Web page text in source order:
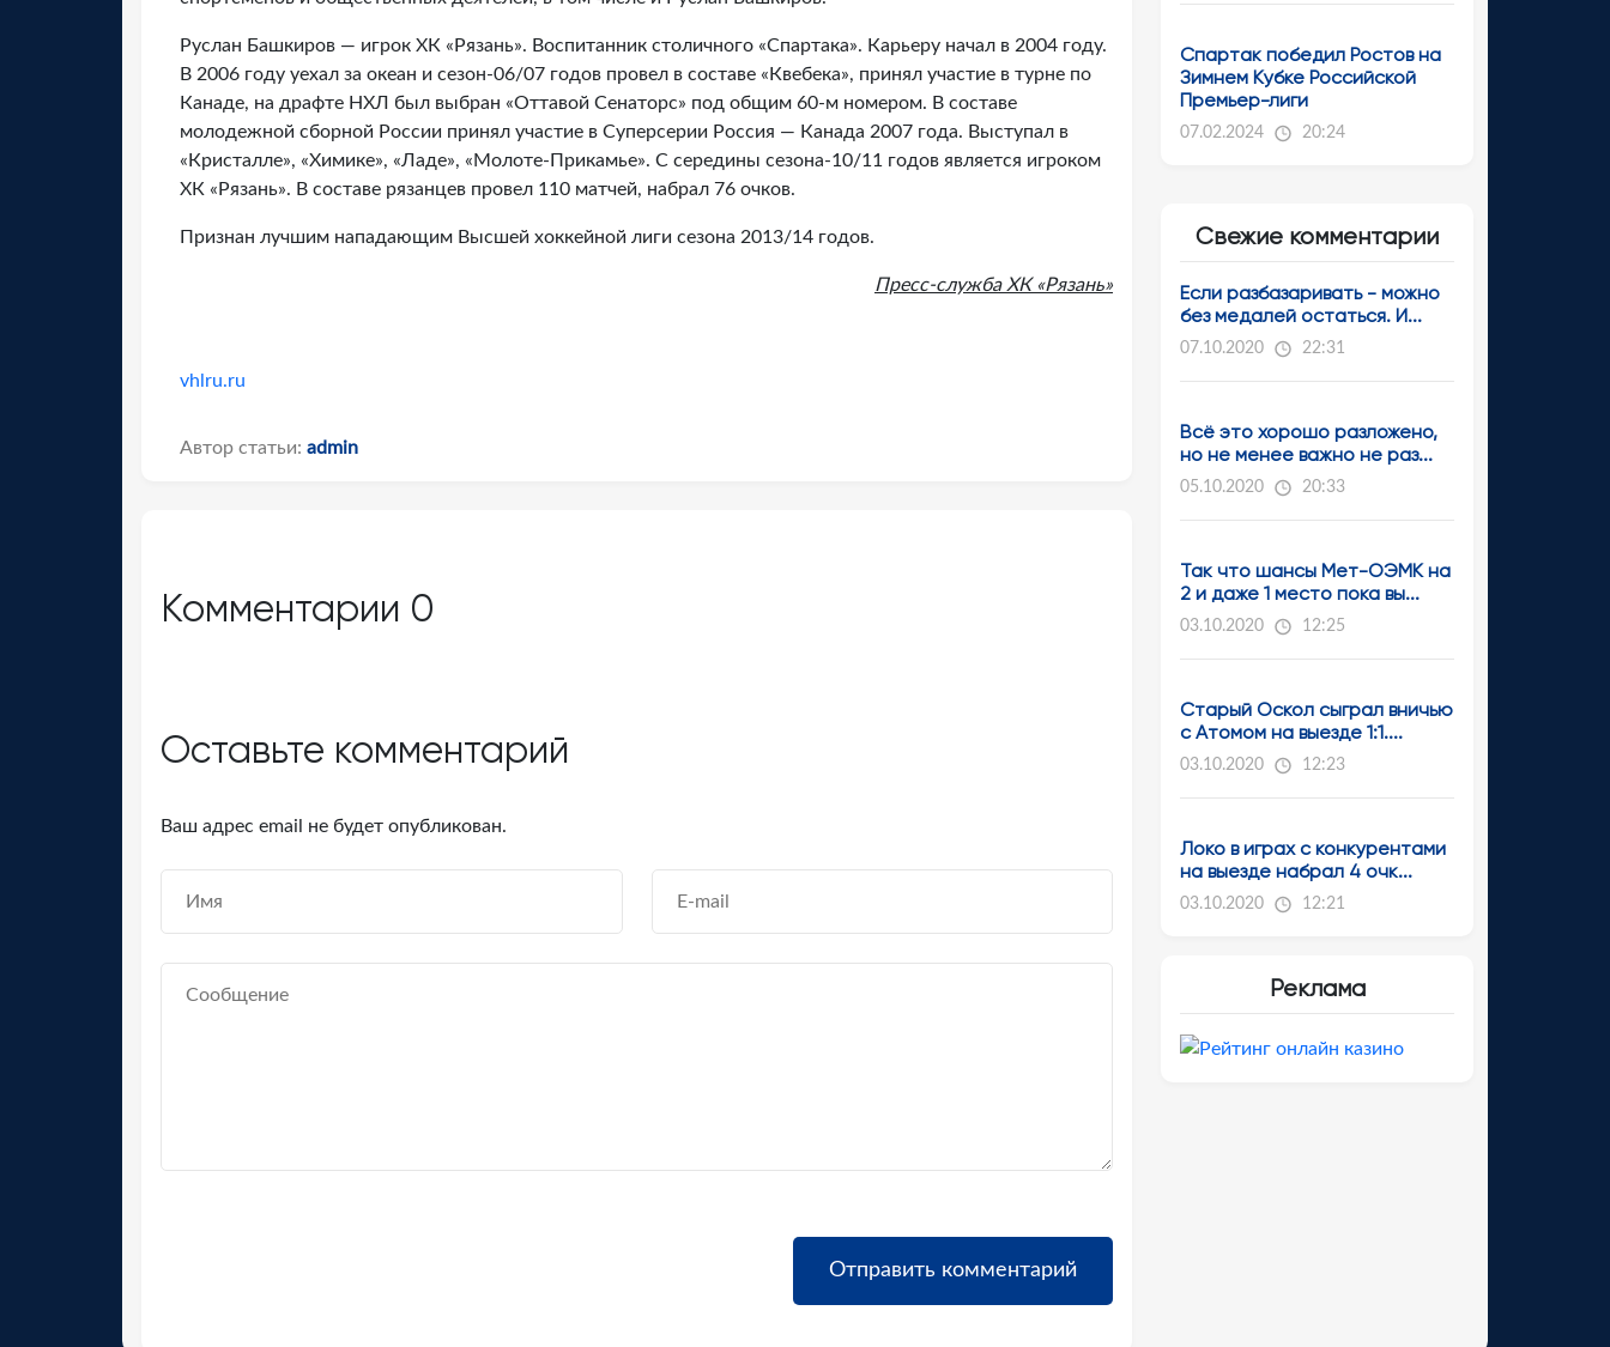
Руслан Башкиров — игрок ХК «Рязань». Воспитанник столичного «Спартака». Карьеру начал в 2004 году.
В 2006 году уехал за океан и сезон-06/07 годов провел в составе «Квебека», принял участие в турне по
Канаде, на драфте НХЛ был выбран «Оттавой Сенаторс» под общим 60-м номером. В составе
молодежной сборной России принял участие в Суперсерии Россия — Канада 2007 года. Выступал в
«Кристалле», «Химике», «Ладе», «Молоте-Прикамье». С середины сезона-10/11 годов является игроком
ХК «Рязань». В составе рязанцев провел 110 матчей, набрал 76 очков.
Признан лучшим нападающим Высшей хоккейной лиги сезона 2013/14 годов.
Пресс-служба ХК «Рязань»
vhlru.ru
Автор статьи: admin
Комментарии 0
Оставьте комментарий
Ваш адрес email не будет опубликован.
Спартак победил Ростов на
Зимнем Кубке Российской
Премьер-лиги
07.02.2024 20:24
Свежие комментарии
Если разбазаривать - можно
без медалей остаться. И...
07.10.2020 22:31
Всё это хорошо разложено,
но не менее важно не раз...
05.10.2020 20:33
Так что шансы Мет-ОЭМК на
2 и даже 1 место пока вы...
03.10.2020 12:25
Старый Оскол сыграл вничью
с Атомом на выезде 1:1....
03.10.2020 12:23
Локо в играх с конкурентами
на выезде набрал 4 очк...
03.10.2020 12:21
Реклама